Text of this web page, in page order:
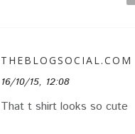
THEBLOGSOCIAL.COM
16/10/15, 12:08
That t shirt looks so cute